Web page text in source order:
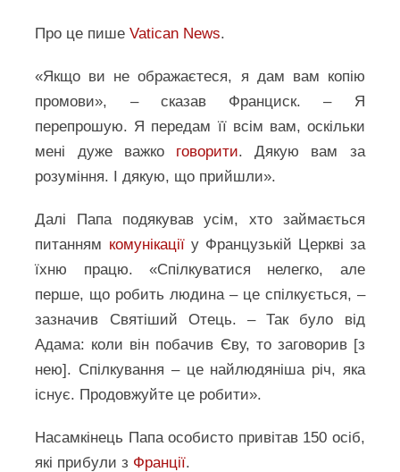
Про це пишеVatican News.
«Якщо ви не ображаєтеся, я дам вам копію
промови», – сказав Франциск. – Я
перепрошую. Я передам її всім вам, оскільки
мені дуже важко говорити. Дякую вам за
розуміння. І дякую, що прийшли».
Далі Папа подякував усім, хто займається
питанням комунікаціїу Французькій Церкві за
їхню працю. «Спілкуватися нелегко, але
перше, що робить людина – це спілкується, –
зазначив Святіший Отець. – Так було від
Адама: коли він побачив Єву, то заговорив [з
нею]. Спілкування – це найлюдяніша річ, яка
існує. Продовжуйте це робити».
Насамкінець Папа особисто привітав 150 осіб,
які прибули з Франції.